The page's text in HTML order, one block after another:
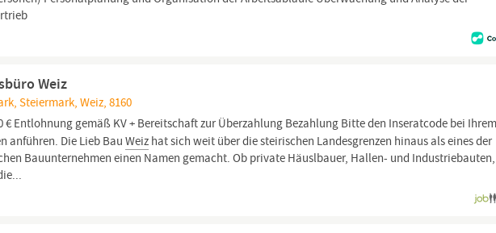
Weiz
Steiermark, Weiz, 8160
€ Entlohnung gemäß KV + Bereitschaft zur Überzahlung Bezahlung Bitte den Inseratcode bei
anführen. Die Lieb BauWeiz hat sich weit über die steirischen Landesgrenzen hinaus als eines der
Bauunternehmen einen Namen gemacht. Ob private Häuslbauer, Hallen- und Industriebauten,